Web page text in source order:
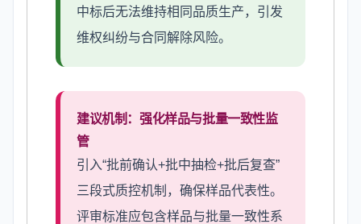
中标后无法维持相同品质生产，引发
维权纠纷与合同解除风险。
建议机制：强化样品与批量一致性监
管
引入“批前确认+批中抽检+批后复查”
三段式质控机制，确保样品代表性。
评审标准应包含样品与批量一致性系